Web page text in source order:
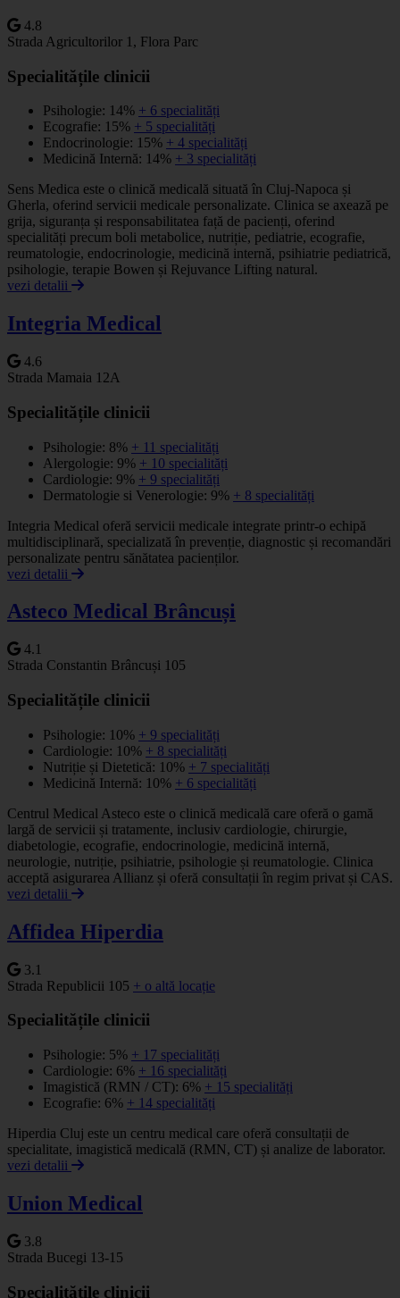
4.8
Strada Agricultorilor 1, Flora Parc
Specialitățile clinicii
Psihologie: 14% + 6 specialități
Ecografie: 15% + 5 specialități
Endocrinologie: 15% + 4 specialități
Medicină Internă: 14% + 3 specialități
Sens Medica este o clinică medicală situată în Cluj-Napoca și
Gherla, oferind servicii medicale personalizate. Clinica se axează pe
grija, siguranța și responsabilitatea față de pacienți, oferind
specialități precum boli metabolice, nutriție, pediatrie, ecografie,
reumatologie, endocrinologie, medicină internă, psihiatrie pediatrică,
psihologie, terapie Bowen și Rejuvance Lifting natural.
vezi detalii
Integria Medical
4.6
Strada Mamaia 12A
Specialitățile clinicii
Psihologie: 8% + 11 specialități
Alergologie: 9% + 10 specialități
Cardiologie: 9% + 9 specialități
Dermatologie si Venerologie: 9% + 8 specialități
Integria Medical oferă servicii medicale integrate printr-o echipă
multidisciplinară, specializată în prevenție, diagnostic și recomandări
personalizate pentru sănătatea pacienților.
vezi detalii
Asteco Medical Brâncuși
4.1
Strada Constantin Brâncuși 105
Specialitățile clinicii
Psihologie: 10% + 9 specialități
Cardiologie: 10% + 8 specialități
Nutriție și Dietetică: 10% + 7 specialități
Medicină Internă: 10% + 6 specialități
Centrul Medical Asteco este o clinică medicală care oferă o gamă
largă de servicii și tratamente, inclusiv cardiologie, chirurgie,
diabetologie, ecografie, endocrinologie, medicină internă,
neurologie, nutriție, psihiatrie, psihologie și reumatologie. Clinica
acceptă asigurarea Allianz și oferă consultații în regim privat și CAS.
vezi detalii
Affidea Hiperdia
3.1
Strada Republicii 105 + o altă locație
Specialitățile clinicii
Psihologie: 5% + 17 specialități
Cardiologie: 6% + 16 specialități
Imagistică (RMN / CT): 6% + 15 specialități
Ecografie: 6% + 14 specialități
Hiperdia Cluj este un centru medical care oferă consultații de
specialitate, imagistică medicală (RMN, CT) și analize de laborator.
vezi detalii
Union Medical
3.8
Strada Bucegi 13-15
Specialitățile clinicii